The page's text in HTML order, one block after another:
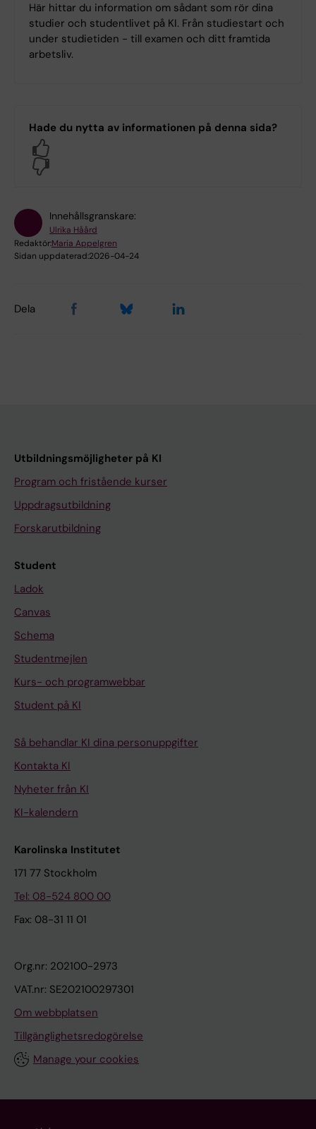
Här hittar du information om sådant som rör dina
studier och studentlivet på KI. Från studiestart och
under studietiden - till examen och ditt framtida
arbetsliv.
Hade du nytta av informationen på denna sida?
Innehållsgranskare:
Ulrika Håård
Redaktör:Maria Appelgren
Sidan uppdaterad:2026-04-24
Dela
Utbildningsmöjligheter på KI
Program och fristående kurser
Uppdragsutbildning
Forskarutbildning
Student
Ladok
Canvas
Schema
Studentmejlen
Kurs- och programwebbar
Student på KI
Så behandlar KI dina personuppgifter
Kontakta KI
Nyheter från KI
KI-kalendern
Karolinska Institutet
171 77 Stockholm
Tel: 08-524 800 00
Fax: 08-31 11 01
Org.nr: 202100-2973
VAT.nr: SE202100297301
Om webbplatsen
Tillgänglighetsredogörelse
Manage your cookies